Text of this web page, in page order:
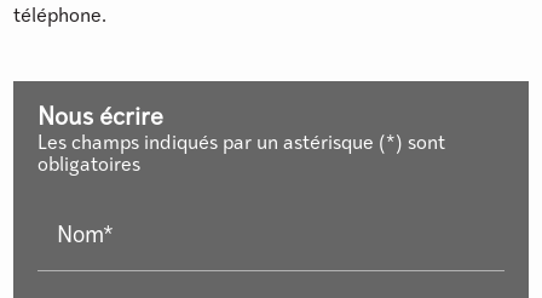
téléphone.
Nous écrire
Les champs indiqués par un astérisque (*) sont
obligatoires
Nom*